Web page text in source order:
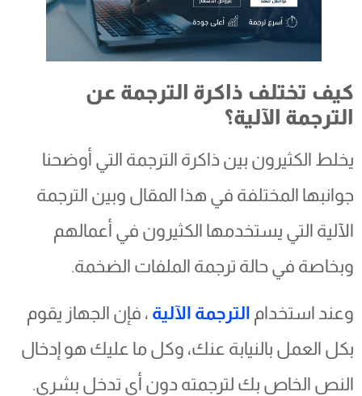
كيف تختلف ذاكرة الترجمة عن
الترجمة الآلية؟
يخلط الكثيرون بين ذاكرة الترجمة التي أوضحنا
جوانبها المختلفة في هذا المقال وبين الترجمة
الآلية التي يستخدمها الكثيرون في أعمالهم
وبخاصة في حالة ترجمة الملفات الضخمة.
وعند استخدامالترجمة الآلية، فإن الجهاز يقوم
بكل العمل بالنيابة عنك، وكل ما عليك هو إدخال
النص الخاص بك لترجمته دون أي تدخل بشري.